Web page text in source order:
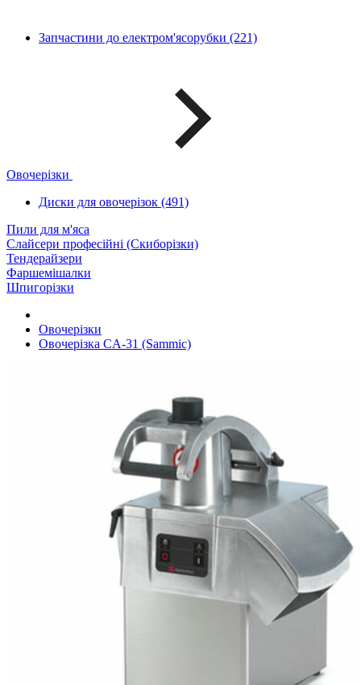
Запчастини до електром'ясорубки (221)
Овочерізки
Диски для овочерізок (491)
Пили для м'яса
Слайсери професійні (Скиборізки)
Тендерайзери
Фаршемішалки
Шпигорізки
Овочерізки
Овочерізка CA-31 (Sammic)